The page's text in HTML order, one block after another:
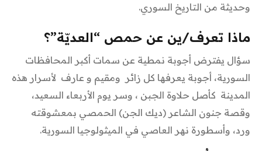
وحديثة من التاريخ السوري.
ماذا تعرف/ين عن حمص “العديّة”؟
سؤال يفترض أجوبة نمطية عن سمات أكبر المحافظات
السورية، أجوبة يعرفها كل زائر ومقيم و عارف لأسرار هذه
المدينة كأصل حلاوة الجبن ، وسر يوم الأربعاء السعيد،
وقصة جنون الشاعر (ديك الجن) الحمصي بمعشوقته
ورد، وأسطورة نهر العاصي في الميثولوجيا السورية.